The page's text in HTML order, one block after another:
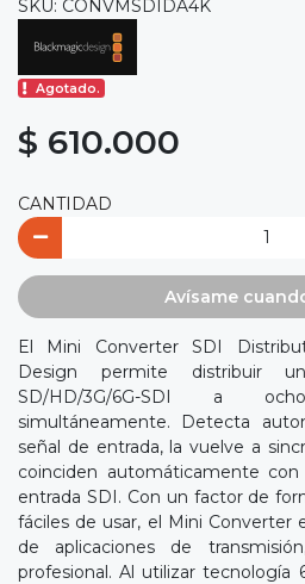
SKU: CONVMSDIDA4K
Agotado.
$ 610.000
CANTIDAD
Avísame
El Mini Converter SDI
Design permite distribuir
SD/HD/3G/6G-SDI a
simultáneamente. Detecta
señal de entrada, la vuelve a
coinciden automáticamente
entrada SDI. Con un factor de
fáciles de usar, el Mini Converter
de aplicaciones de
profesional. Al utilizar tecnología